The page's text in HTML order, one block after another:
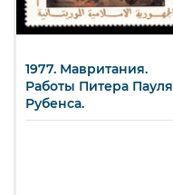
1977. Мавритания.
Работы Питера Пауля
Рубенса.